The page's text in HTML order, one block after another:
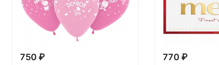
750 ₽ 770 ₽